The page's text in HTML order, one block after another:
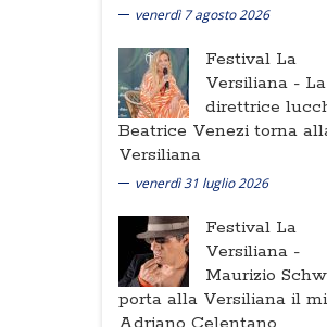
venerdì 7 agosto 2026
Festival La
Versiliana - La
direttrice
Beatrice Venezi torna
Versiliana
venerdì 31 luglio 2026
Festival La
Versiliana -
Maurizio
porta alla Versiliana il